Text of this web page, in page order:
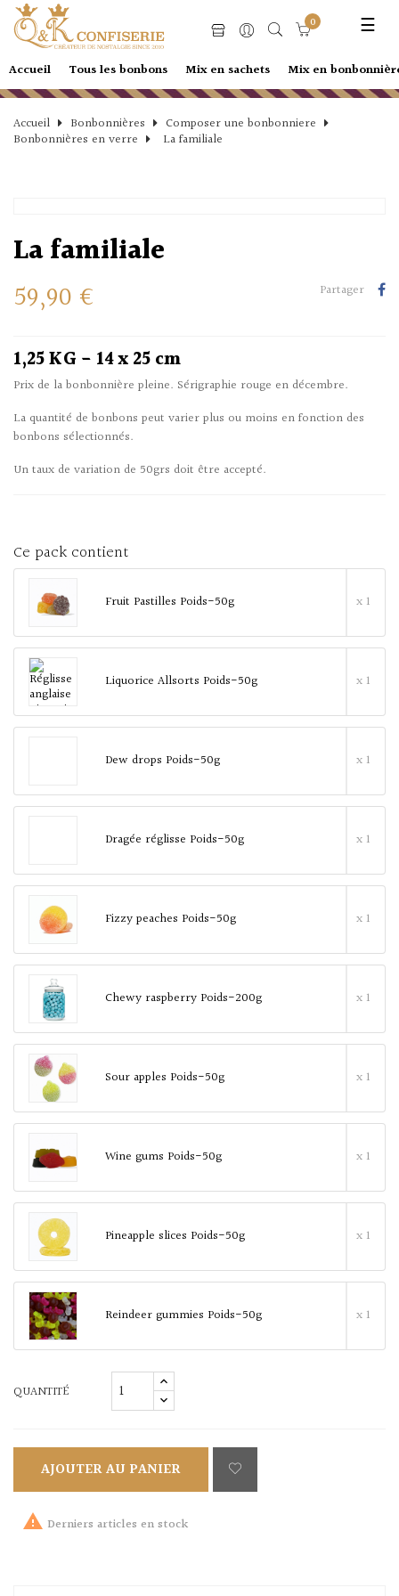
☰
0
Accueil Tous les bonbons Mix en sachets Mix en
Accueil Bonbonnières
Composer une bonbonniere
Bonbonnières en verre
La familiale
La familiale
59,90 €
Partager
1,25 KG - 14 x 25 cm
Prix de la bonbonnière pleine. Sérigraphie rouge en décembre.
La quantité de bonbons peut varier plus ou moins en fonction des
bonbons sélectionnés.
Un taux de variation de 50grs doit être accepté.
Ce pack contient
Fruit Pastilles Poids-50g x 1
Liquorice Allsorts Poids-50g x 1
Dew drops Poids-50g x 1
Dragée réglisse Poids-50g x 1
Fizzy peaches Poids-50g x 1
Chewy raspberry Poids-200g x 1
Sour apples Poids-50g x 1
Wine gums Poids-50g x 1
Pineapple slices Poids-50g x 1
Reindeer gummies Poids-50g x 1
QUANTITÉ
AJOUTER AU PANIER
 Derniers articles en stock